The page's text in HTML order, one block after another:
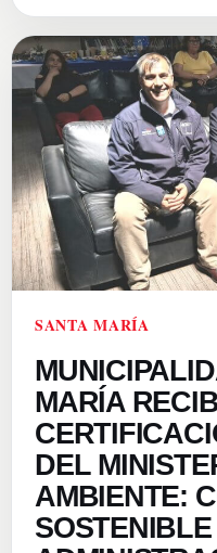
SANTA MARÍA
MARÍA
DEL
AMBIENTE: